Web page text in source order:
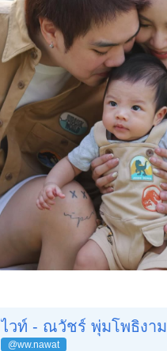
ไวท์ - ณวัชร์ พุ่มโพธิงาม
@ww.nawat